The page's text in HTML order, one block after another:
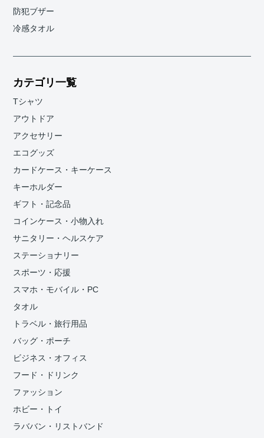
防犯ブザー
冷感タオル
カテゴリ一覧
Tシャツ
アウトドア
アクセサリー
エコグッズ
カードケース・キーケース
キーホルダー
ギフト・記念品
コインケース・小物入れ
サニタリー・ヘルスケア
ステーショナリー
スポーツ・応援
スマホ・モバイル・PC
タオル
トラベル・旅行用品
バッグ・ポーチ
ビジネス・オフィス
フード・ドリンク
ファッション
ホビー・トイ
ラババン・リストバンド